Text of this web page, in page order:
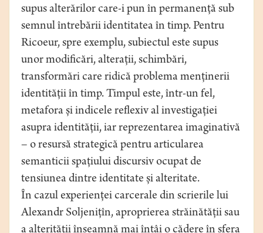
supus alterărilor care-i pun în permanență sub
semnul întrebării identitatea în timp. Pentru
Ricoeur, spre exemplu, subiectul este supus
unor modificări, alterații, schimbări,
transformări care ridică problema menținerii
identității în timp. Timpul este, într-un fel,
metafora și indicele reflexiv al investigației
asupra identității, iar reprezentarea imaginativă
– o resursă strategică pentru articularea
semanticii spațiului discursiv ocupat de
tensiunea dintre identitate și alteritate.
În cazul experienței carcerale din scrierile lui
Alexandr Soljenițîn, aproprierea străinătății sau